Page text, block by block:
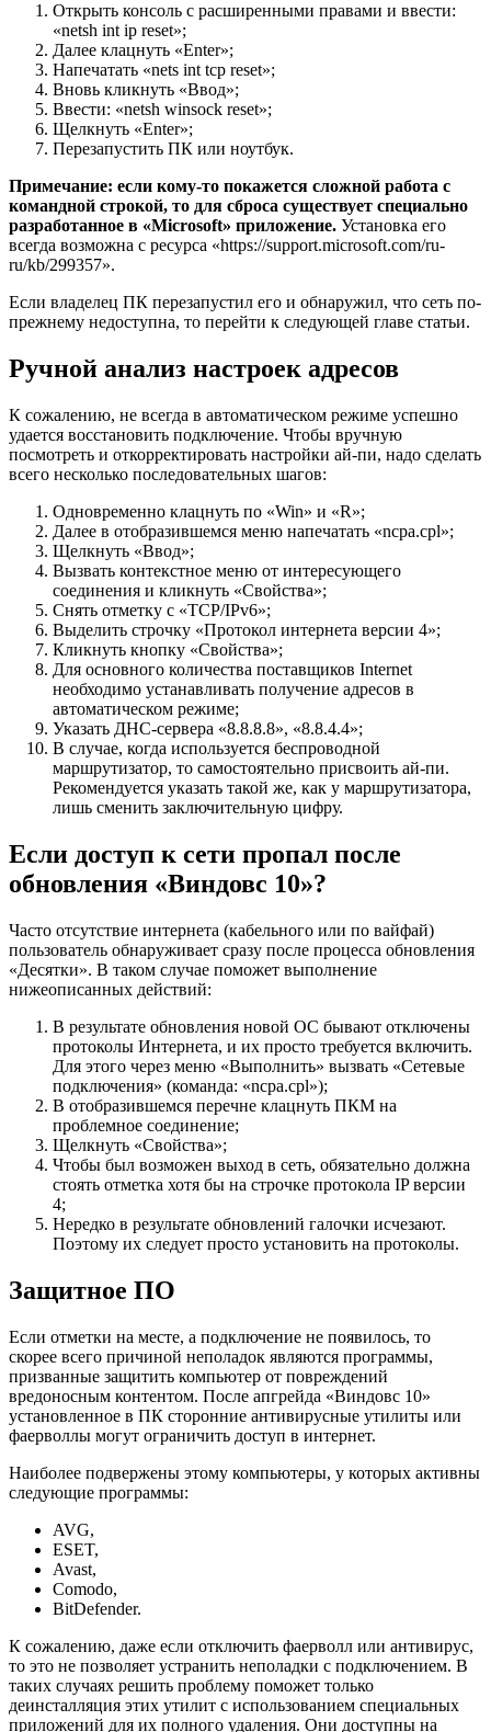
Открыть консоль с расширенными правами и ввести:
«netsh int ip reset»;
Далее клацнуть «Enter»;
Напечатать «nets int tcp reset»;
Вновь кликнуть «Ввод»;
Ввести: «netsh winsock reset»;
Щелкнуть «Enter»;
Перезапустить ПК или ноутбук.
Примечание: если кому-то покажется сложной работа с
командной строкой, то для сброса существует специально
разработанное в «Microsoft» приложение. Установка его
всегда возможна с ресурса «https://support.microsoft.com/ru-
ru/kb/299357».
Если владелец ПК перезапустил его и обнаружил, что сеть по-
прежнему недоступна, то перейти к следующей главе статьи.
Ручной анализ настроек адресов
К сожалению, не всегда в автоматическом режиме успешно
удается восстановить подключение. Чтобы вручную
посмотреть и откорректировать настройки ай-пи, надо сделать
всего несколько последовательных шагов:
Одновременно клацнуть по «Win» и «R»;
Далее в отобразившемся меню напечатать «ncpa.cpl»;
Щелкнуть «Ввод»;
Вызвать контекстное меню от интересующего
соединения и кликнуть «Свойства»;
Снять отметку с «TCP/IPv6»;
Выделить строчку «Протокол интернета версии 4»;
Кликнуть кнопку «Свойства»;
Для основного количества поставщиков Internet
необходимо устанавливать получение адресов в
автоматическом режиме;
Указать ДНС-сервера «8.8.8.8», «8.8.4.4»;
В случае, когда используется беспроводной
маршрутизатор, то самостоятельно присвоить ай-пи.
Рекомендуется указать такой же, как у маршрутизатора,
лишь сменить заключительную цифру.
Если доступ к сети пропал после
обновления «Виндовс 10»?
Часто отсутствие интернета (кабельного или по вайфай)
пользователь обнаруживает сразу после процесса обновления
«Десятки». В таком случае поможет выполнение
нижеописанных действий:
В результате обновления новой ОС бывают отключены
протоколы Интернета, и их просто требуется включить.
Для этого через меню «Выполнить» вызвать «Сетевые
подключения» (команда: «ncpa.cpl»);
В отобразившемся перечне клацнуть ПКМ на
проблемное соединение;
Щелкнуть «Свойства»;
Чтобы был возможен выход в сеть, обязательно должна
стоять отметка хотя бы на строчке протокола IP версии
4;
Нередко в результате обновлений галочки исчезают.
Поэтому их следует просто установить на протоколы.
Защитное ПО
Если отметки на месте, а подключение не появилось, то
скорее всего причиной неполадок являются программы,
призванные защитить компьютер от повреждений
вредоносным контентом. После апгрейда «Виндовс 10»
установленное в ПК сторонние антивирусные утилиты или
фаерволлы могут ограничить доступ в интернет.
Наиболее подвержены этому компьютеры, у которых активны
следующие программы:
AVG,
ESET,
Avast,
Comodo,
BitDefender.
К сожалению, даже если отключить фаерволл или антивирус,
то это не позволяет устранить неполадки с подключением. В
таких случаях решить проблему поможет только
деинсталляция этих утилит с использованием специальных
приложений для их полного удаления. Они доступны на